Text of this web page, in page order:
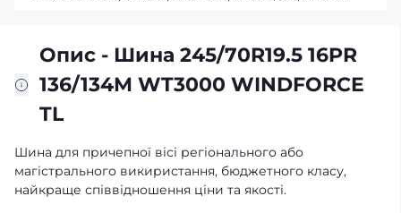
Опис - Шина 245/70R19.5 16PR
136/134M WT3000 WINDFORCE
TL
Шина для причепної вісі регіонального або
магістрального викиристання, бюджетного класу,
найкраще співвідношення ціни та якості.